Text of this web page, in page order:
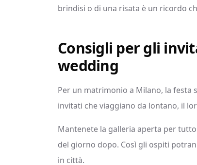
brindisi o di una risata è un ricordo
Consigli per gli
wedding
Per un matrimonio a Milano, la festa
invitati che viaggiano da lontano, il
Mantenete la galleria aperta per
del giorno dopo. Così gli ospiti
in città.